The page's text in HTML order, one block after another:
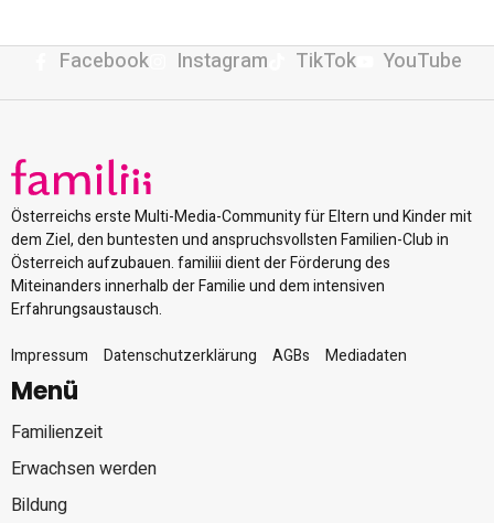
Facebook Instagram TikTok YouTube
Österreichs erste Multi-Media-Community für Eltern und Kinder mit
dem Ziel, den buntesten und anspruchsvollsten Familien-Club in
Österreich aufzubauen. familiii dient der Förderung des
Miteinanders innerhalb der Familie und dem intensiven
Erfahrungsaustausch.
Impressum
Datenschutzerklärung AGBs Mediadaten
Menü
Familienzeit
Erwachsen werden
Bildung